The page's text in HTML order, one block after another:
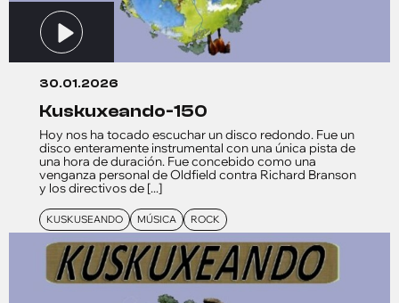
30.01.2026
kuskuxeando-150
Hoy nos ha tocado escuchar un disco redondo. Fue un
disco enteramente instrumental con una única pista de
una hora de duración. Fue concebido como una
venganza personal de Oldfield contra Richard Branson
y los directivos de [...]
KUSKUSEANDO MÚSICA ROCK